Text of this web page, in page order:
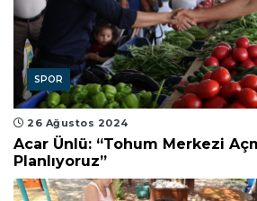
SPOR
26 Ağustos 2024
Acar Ünlü: “Tohum Merkezi
Planlıyoruz”